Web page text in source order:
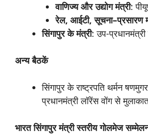
वाणिज्य और उद्योग मंत्री:
रेल, आईटी,सूचना–प्रसारण
सिंगापुर के मंत्री: उप-
अन्यबैठकें
सिंगापुर के राष्ट्रपति थर्मन
प्रधानमंत्री लॉरेंस वोंग से
भारतसिंगापुरमंत्रीस्‍तरीयगोलमेजसम्‍